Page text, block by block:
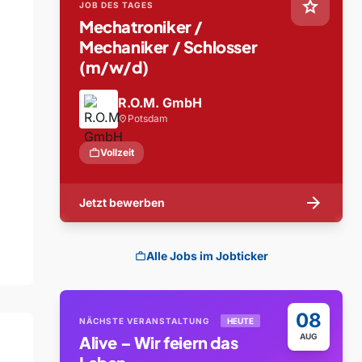
star
JOB DES TAGES
Mechatroniker /
Mechaniker / Schlosser
(m/w/d)
R.O.M. GmbH
location_on Potsdam
workVollzeit
Jetzt bewerben arrow_forward
workAlle Jobs im Jobticker
08
AUG
NÄCHSTE VERANSTALTUNG HEUTE
Alive – Wir feiern das